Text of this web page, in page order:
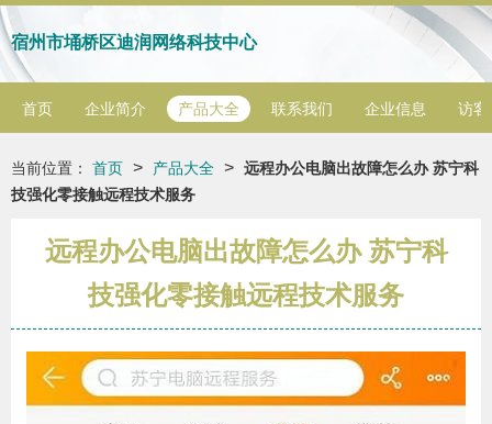
宿州市埇桥区迪润网络科技中心
首页 企业简介 产品大全 联系我们 企业信息 访客
当前位置： 首页 > 产品大全 > 远程办公电脑出故障怎么办 苏宁科
技强化零接触远程技术服务
远程办公电脑出故障怎么办 苏宁科
技强化零接触远程技术服务